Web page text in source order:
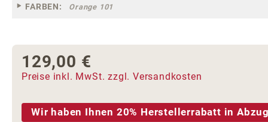
FARBEN: Orange 101
Regulärer Preis:
129,00 €
Preise inkl. MwSt. zzgl. Versandkosten
Wir haben Ihnen 20% Herstellerrabatt in